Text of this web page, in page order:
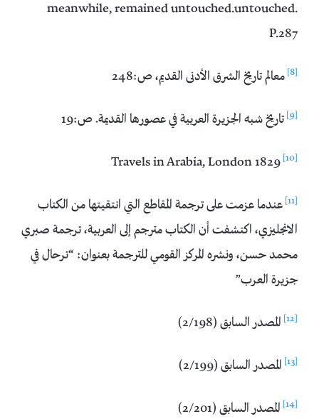
meanwhile, remained untouched.untouched.
P.287
[8] معالم تاريخ الشرق الأدنى القديم، ص:248
[9] تاريخ شبه الجزيرة العربية في عصورها القديمة. ص:19
[10]
Travels in Arabia, London 1829
[11]
عندما عزمت على ترجمة المقاطع التي انتقيتها من الكتاب
الانجليزي، اكتشفت أن الكتاب مترجم إلى العربية، ترجمة صبري
محمد حسن، ونشره المركز القومي للترجمة بعنوان: “ترحال في
جزيرة العرب”
[12] المصدر السابق (2/198)
[13] المصدر السابق (2/199)
[14] المصدر السابق (2/201)